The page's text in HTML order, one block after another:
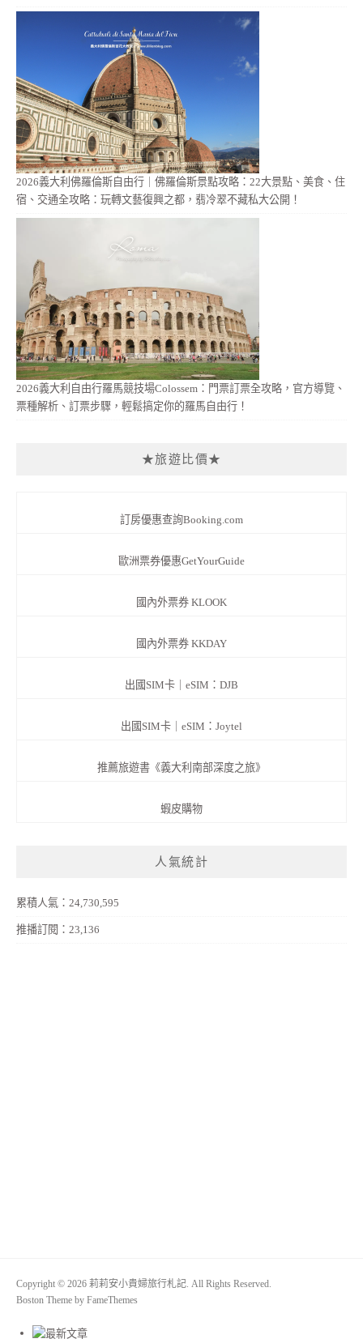
2026義大利佛羅倫斯自由行｜佛羅倫斯景點攻略：22大景點、美食、住
宿、交通全攻略：玩轉文藝復興之都，翡冷翠不藏私大公開！
2026義大利自由行羅馬競技場Colossem：門票訂票全攻略，官方導覽、
票種解析、訂票步驟，輕鬆搞定你的羅馬自由行！
★旅遊比價★
訂房優惠查詢Booking.com
歐洲票券優惠GetYourGuide
國內外票券 KLOOK
國內外票券 KKDAY
出國SIM卡｜eSIM：DJB
出國SIM卡｜eSIM：Joytel
推薦旅遊書《義大利南部深度之旅》
蝦皮購物
人氣統計
累積人氣：24,730,595
推播訂閱：23,136
Copyright © 2026 莉莉安小貴婦旅行札記. All Rights Reserved.
Boston Theme by FameThemes